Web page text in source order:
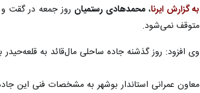
به گزارش ایرنا،محمدهادی رستمیان روز جمعه در گقت
متوقف نمی‌شود.
وی افزود: روز گذشنه جاده ساحلی مال‌قائد به قلعه‌حیدر به طول ۱۲۰۰ متر در شهرستان گناوه مورد
معاون عمرانی استاندار بوشهر به مشخصات فنی این جاده اشاره و بیان کرد: زیرسازی به مساحت ۳۰ هزار